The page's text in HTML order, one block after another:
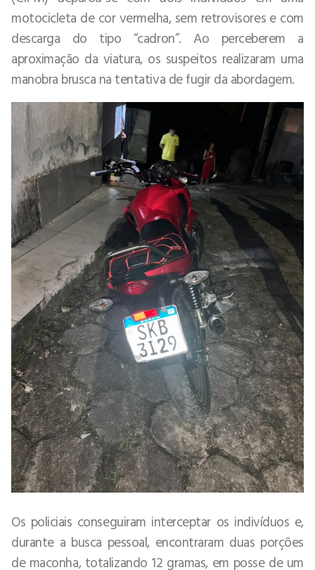
motocicleta de cor vermelha, sem retrovisores e com
descarga do tipo “cadron”. Ao perceberem a
aproximação da viatura, os suspeitos realizaram uma
manobra brusca na tentativa de fugir da abordagem.
Os policiais conseguiram interceptar os indivíduos e,
durante a busca pessoal, encontraram duas porções
de maconha, totalizando 12 gramas, em posse de um